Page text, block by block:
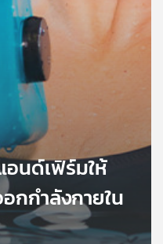
อนด์เฟิร์มให้
กกำลังกายใน